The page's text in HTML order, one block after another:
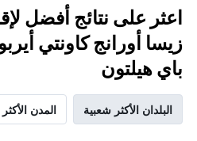
اعثر على نتائج أفضل
زيسا أورانج كاونتي
باي هيلتون
البلدان الأكثر شعبية المدن